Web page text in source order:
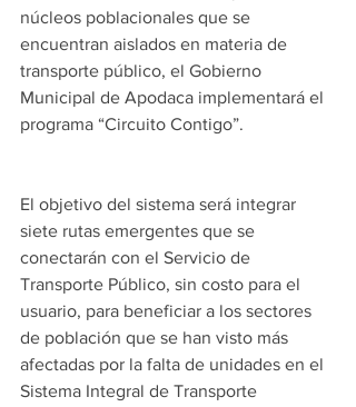
núcleos poblacionales que se
encuentran aislados en materia de
transporte público, el Gobierno
Municipal de Apodaca implementará el
programa “Circuito Contigo”.
El objetivo del sistema será integrar
siete rutas emergentes que se
conectarán con el Servicio de
Transporte Público, sin costo para el
usuario, para beneficiar a los sectores
de población que se han visto más
afectadas por la falta de unidades en el
Sistema Integral de Transporte